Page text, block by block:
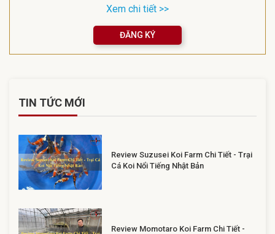
Xem chi tiết >>
ĐĂNG KÝ
TIN TỨC MỚI
Review Suzusei Koi Farm Chi Tiết - Trại
Cá Koi Nổi Tiếng Nhật Bản
Review Momotaro Koi Farm Chi Tiết -